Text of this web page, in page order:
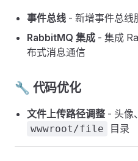
事件总线 - 新增事件总线
RabbitMQ 集成 - 集成
布式消息通信
🔧 代码优化
文件上传路径调整 - 头像
wwwroot/file 目录